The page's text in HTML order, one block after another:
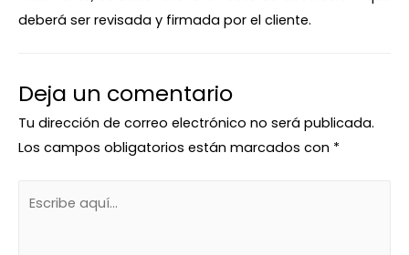
deberá ser revisada y firmada por el cliente.
Deja un comentario
Tu dirección de correo electrónico no será publicada.
Los campos obligatorios están marcados con *